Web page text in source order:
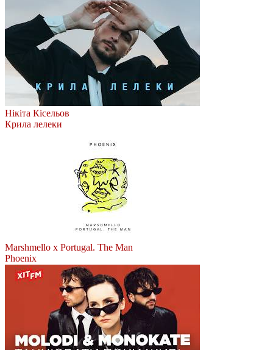
Нікіта Кісельов
Крила лелеки
Marshmello x Portugal. The Man
Phoenix